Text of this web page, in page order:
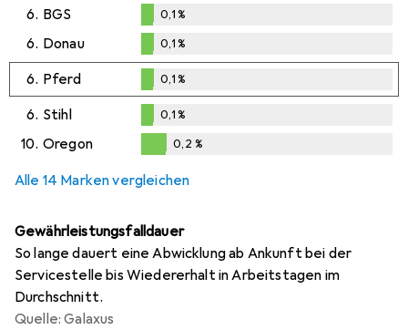
6. BGS
%
0,1%
6. Donau
0,1%
0,1%
6. Pferd
0,1%
0,1%
6. Stihl
%
0,1%
10. Oregon 0,2 %
Alle 14 Marken vergleichen
Gewährleistungsfalldauer
So lange dauert eine Abwicklung ab Ankunft bei der
Servicestelle bis Wiedererhalt in Arbeitstagen im
Durchschnitt.
Quelle: Galaxus